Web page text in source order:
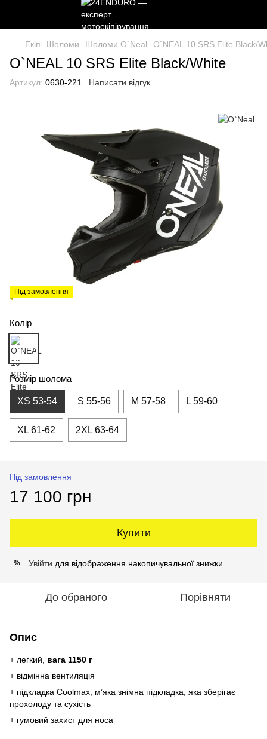
Екіп Шоломи Шоломи O`Neal O`NEAL 10 SRS Elite Black/
O`NEAL 10 SRS Elite Black/White
Артикул: 0630-221 Написати відгук
Під замовлення
Колір
Розмір шолома
XS 53-54 S 55-56 M 57-58 L 59-60
XL 61-62 2XL 63-64
Під замовлення
17 100 грн
Купити
% Увійти для відображення накопичувальної знижки
До обраного Порівняти
Опис
+ легкий, вага 1150 г
+ відмінна вентиляція
+ підкладка Coolmax, м’яка знімна підкладка, яка зберігає
прохолоду та сухість
+ гумовий захист для носа